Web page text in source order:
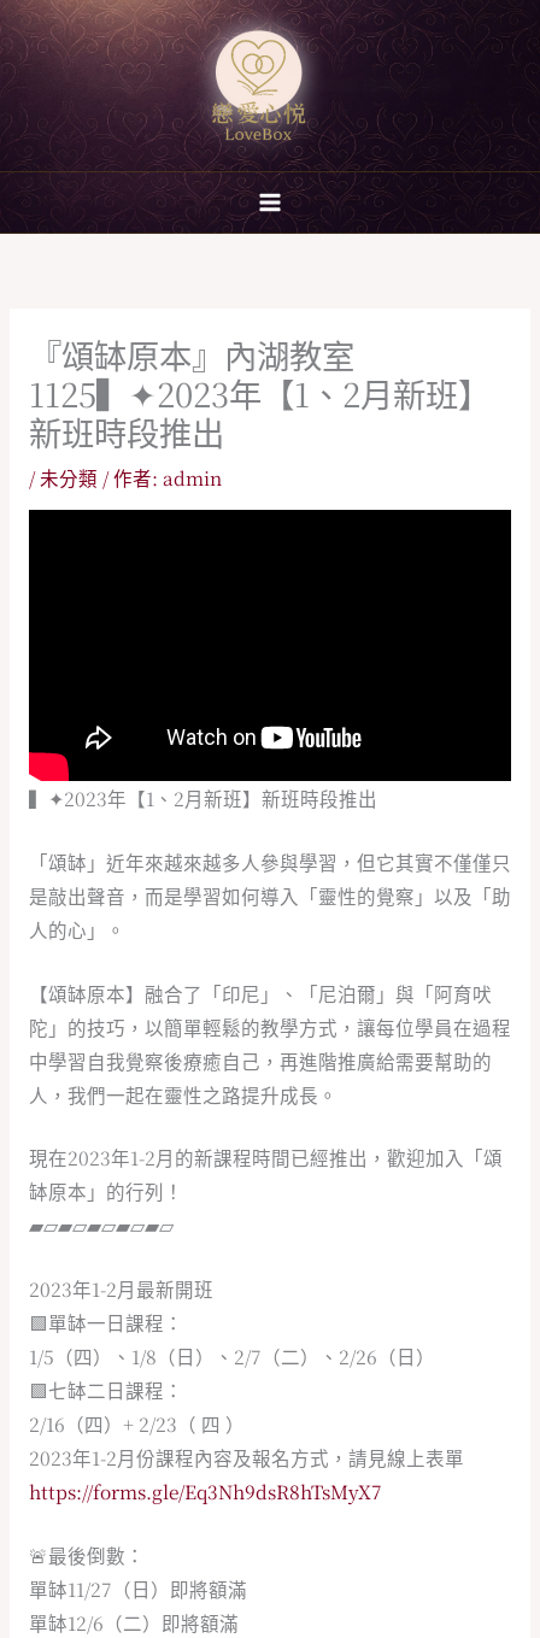
跳
至
主
要
內
『頌缽原本』內湖教室
1125▍✦2023年【1、2月新班】
新班時段推出
/未分類 / 作者: admin
▍✦2023年【1、2月新班】新班時段推出
「頌缽」近年來越來越多人參與學習，但它其實不僅僅只
是敲出聲音，而是學習如何導入「靈性的覺察」以及「助
人的心」。
【頌缽原本】融合了「印尼」、「尼泊爾」與「阿育吠
陀」的技巧，以簡單輕鬆的教學方式，讓每位學員在過程
中學習自我覺察後療癒自己，再進階推廣給需要幫助的
人，我們一起在靈性之路提升成長。
現在2023年1-2月的新課程時間已經推出，歡迎加入「頌
缽原本」的行列！
▰▱▰▱▰▱▰▱▰▱
2023年1-2月最新開班
🟩單缽一日課程：
1/5（四）、1/8（日）、2/7（二）、2/26（日）
🟩七缽二日課程：
2/16（四）+ 2/23（ 四 ）
2023年1-2月份課程內容及報名方式，請見線上表單
https://forms.gle/Eq3Nh9dsR8hTsMyX7
🚨最後倒數：
單缽11/27（日）即將額滿
單缽12/6（二）即將額滿